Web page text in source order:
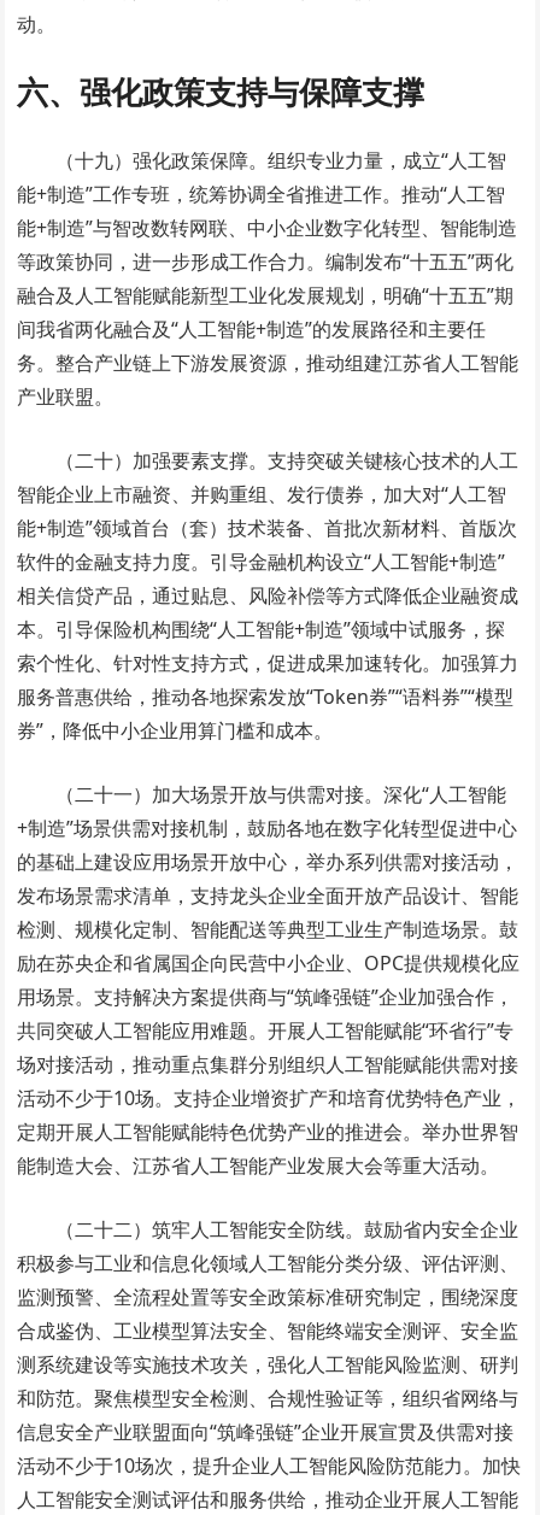
动。
六、强化政策支持与保障支撑
（十九）强化政策保障。组织专业力量，成立“人工智
能+制造”工作专班，统筹协调全省推进工作。推动“人工智
能+制造”与智改数转网联、中小企业数字化转型、智能制造
等政策协同，进一步形成工作合力。编制发布“十五五”两化
融合及人工智能赋能新型工业化发展规划，明确“十五五”期
间我省两化融合及“人工智能+制造”的发展路径和主要任
务。整合产业链上下游发展资源，推动组建江苏省人工智能
产业联盟。
（二十）加强要素支撑。支持突破关键核心技术的人工
智能企业上市融资、并购重组、发行债券，加大对“人工智
能+制造”领域首台（套）技术装备、首批次新材料、首版次
软件的金融支持力度。引导金融机构设立“人工智能+制造”
相关信贷产品，通过贴息、风险补偿等方式降低企业融资成
本。引导保险机构围绕“人工智能+制造”领域中试服务，探
索个性化、针对性支持方式，促进成果加速转化。加强算力
服务普惠供给，推动各地探索发放“Token券”“语料券”“模型
券”，降低中小企业用算门槛和成本。
（二十一）加大场景开放与供需对接。深化“人工智能
+制造”场景供需对接机制，鼓励各地在数字化转型促进中心
的基础上建设应用场景开放中心，举办系列供需对接活动，
发布场景需求清单，支持龙头企业全面开放产品设计、智能
检测、规模化定制、智能配送等典型工业生产制造场景。鼓
励在苏央企和省属国企向民营中小企业、 OPC提供规模化应
用场景。支持解决方案提供商与“筑峰强链”企业加强合作，
共同突破人工智能应用难题。开展人工智能赋能“环省行”专
场对接活动，推动重点集群分别组织人工智能赋能供需对接
活动不少于10场。支持企业增资扩产和培育优势特色产业，
定期开展人工智能赋能特色优势产业的推进会。举办世界智
能制造大会、江苏省人工智能产业发展大会等重大活动。
（二十二）筑牢人工智能安全防线。鼓励省内安全企业
积极参与工业和信息化领域人工智能分类分级、评估评测、
监测预警、全流程处置等安全政策标准研究制定，围绕深度
合成鉴伪、工业模型算法安全、智能终端安全测评、安全监
测系统建设等实施技术攻关，强化人工智能风险监测、研判
和防范。聚焦模型安全检测、合规性验证等，组织省网络与
信息安全产业联盟面向“筑峰强链”企业开展宣贯及供需对接
活动不少于10场次，提升企业人工智能风险防范能力。加快
人工智能安全测试评估和服务供给，推动企业开展人工智能